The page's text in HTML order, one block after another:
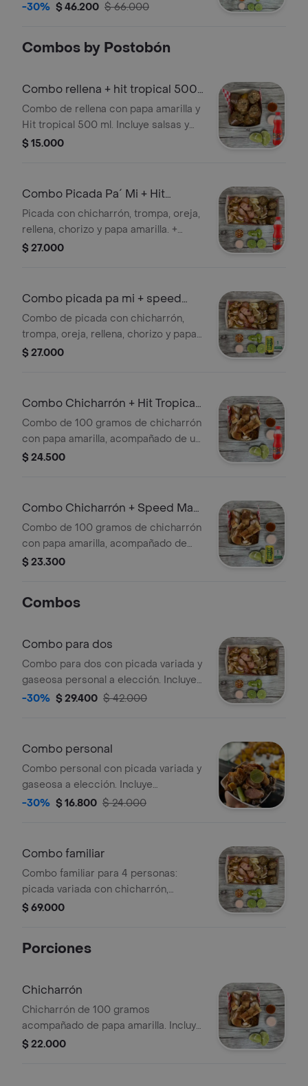
-30% $ 46.200 $ 66.000
Combos by Postobón
Combo rellena + hit tropical 500
ml
Combo de rellena con papa amarilla y
Hit tropical 500 ml. Incluye salsas y
limón.
$ 15.000
Combo Picada Pa´ Mi + Hit
Tropical 500 ml
Picada con chicharrón, trompa, oreja,
rellena, chorizo y papa amarilla. +
Jugos
$ 27.000
Combo picada pa mi + speed
max 269 ml
Combo de picada con chicharrón,
trompa, oreja, rellena, chorizo y papa
amarilla, acompañado de una lata de
$ 27.000
Combo Chicharrón + Hit Tropical
500 ml
Combo de 100 gramos de chicharrón
con papa amarilla, acompañado de un
Hit Tropical de 500 ml. Incluye salsas
$ 24.500
Combo Chicharrón + Speed Max
269 ml
Combo de 100 gramos de chicharrón
con papa amarilla, acompañado de
una bebida energizante Speed Max
$ 23.300
Combos
Combo para dos
Combo para dos con picada variada y
gaseosa personal a elección. Incluye
chicharrón, chorizo, plátano, arepa y
-30% $ 29.400 $ 42.000
Combo personal
Combo personal con picada variada y
gaseosa a elección. Incluye
chicharrón, chorizo, rellena, trompa y
-30% $ 16.800 $ 24.000
Combo familiar
Combo familiar para 4 personas:
picada variada con chicharrón,
chorizo, plátano, arepas y gaseosa 1.5
$ 69.000
Porciones
Chicharrón
Chicharrón de 100 gramos
acompañado de papa amarilla. Incluye
salsas y limón.
$ 22.000